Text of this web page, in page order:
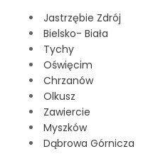
Jastrzębie Zdrój
Bielsko- Biała
Tychy
Oświęcim
Chrzanów
Olkusz
Zawiercie
Myszków
Dąbrowa Górnicza